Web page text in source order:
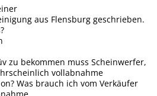
aus Flensburg geschrieben.
zu bekommen muss Scheinwerfer,
vollabnahme
Was brauch ich vom Verkäufer